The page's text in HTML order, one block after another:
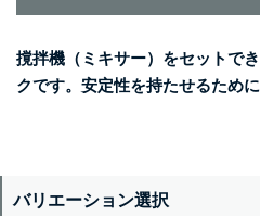
撹拌機（ミキサー）をセットで
クです。安定性を持たせるため
バリエーション選択